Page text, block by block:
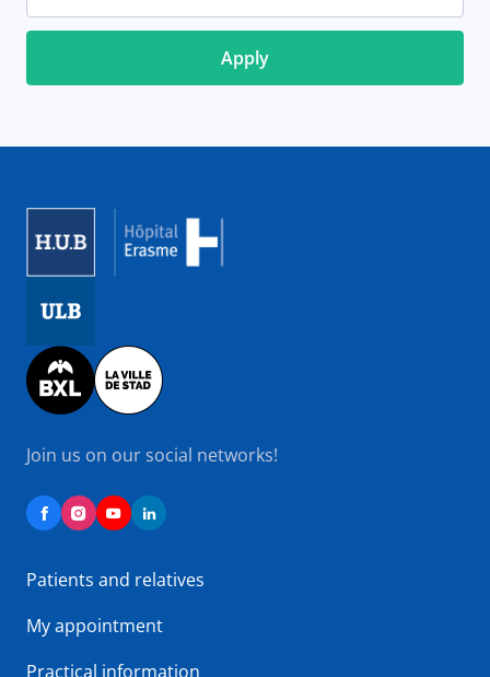
Image
Join us on our social networks!
Patients and relatives
My appointment
Practical information